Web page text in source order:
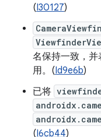
(I30127)
名保持一致，
用。(Id9e6b)
已将
(I6cb44)